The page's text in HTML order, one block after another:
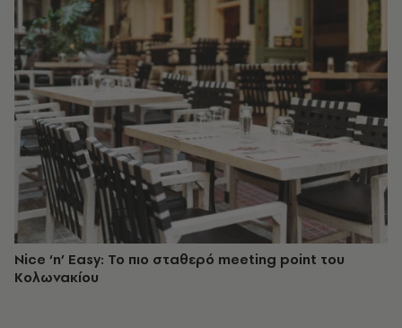
Nice ‘n’ Easy: Το πιο σταθερό meeting point του
Κολωνακίου